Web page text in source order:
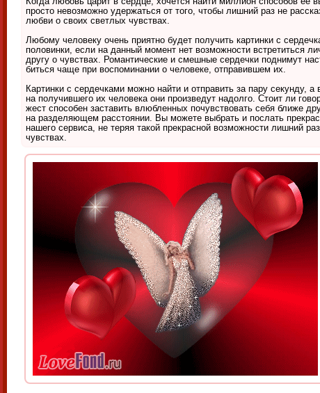
просто невозможно удержаться от того, чтобы лишний раз не
любви о своих светлых чувствах.
Любому человеку очень приятно будет получить картинки с
половинки, если на данный момент нет возможности встретиться
другу о чувствах. Романтические и смешные сердечки поднимут
биться чаще при воспоминании о человеке, отправившем их.
Картинки с сердечками можно найти и отправить за пару секунду, а
на получившего их человека они произведут надолго. Стоит ли
жест способен заставить влюбленных почувствовать себя ближе
на разделяющем расстоянии. Вы можете выбрать и послать
нашего сервиса, не теряя такой прекрасной возможности лишний
чувствах.